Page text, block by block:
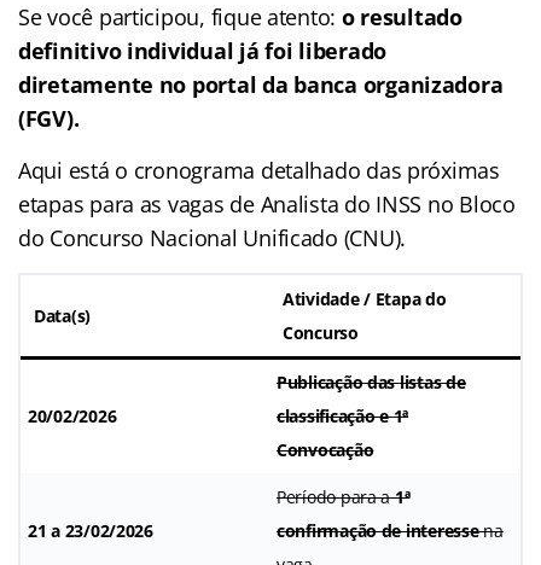
Se você participou, fique atento: o resultado
definitivo individual já foi liberado
diretamente no portal da banca organizadora
(FGV).
Aqui está o cronograma detalhado das próximas
etapas para as vagas de Analista do INSS no Bloco
do Concurso Nacional Unificado (CNU).
Data(s)
Atividade / Etapa do
Concurso
20/02/2026
Publicação das listas de
classificação e1ª
Convocação
21 a 23/02/2026
Período para a1ª
confirmação de interessena